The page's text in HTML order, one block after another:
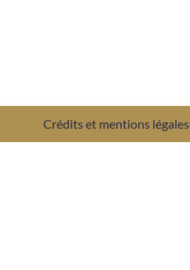
Crédits et mentions légales